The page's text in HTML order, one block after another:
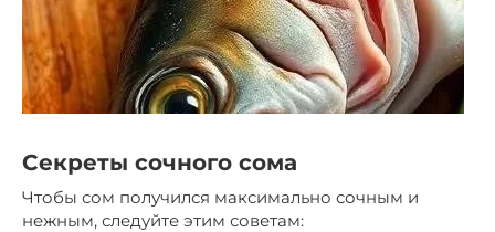
Секреты сочного сома
Чтобы сом получился максимально сочным и
нежным, следуйте этим советам: